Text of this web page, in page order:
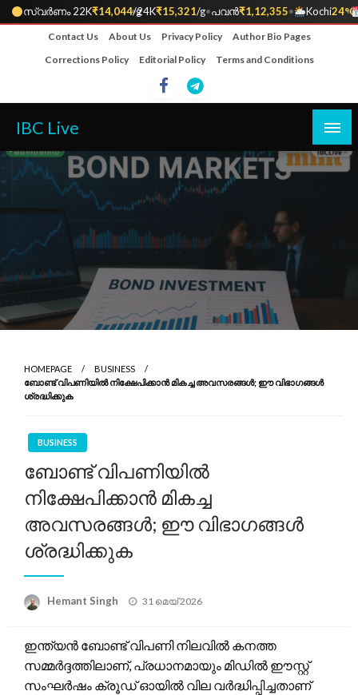
സ്വർണം 22K₹14,044/g
•24K₹15,321/g•പവൻ₹1,12,355• Kochi24°C
•
Contact Us About Us Privacy Policy
Author Bio Pages
Corrections Policy
Editorial Policy Terms and Conditions
IBC Live
HOMEPAGE
BUSINESS
ബോണ്ട് വിപണിയിൽ നിക്ഷേപിക്കാൻ മികച്ച അവസരങ്ങൾ; ഈ വിഭാഗങ്ങൾ
ശ്രദ്ധിക്കുക
BUSINESS
ബോണ്ട് വിപണിയിൽ
നിക്ഷേപിക്കാൻ മികച്ച
അവസരങ്ങൾ; ഈ വിഭാഗങ്ങൾ
ശ്രദ്ധിക്കുക
Hemant Singh
Posted
31 മെയ്‌ 2026
ഇന്ത്യൻ ബോണ്ട് വിപണി നിലവിൽ കനത്ത
സമ്മർദ്ദത്തിലാണ്, പ്രധാനമായും മിഡിൽ ഈസ്റ്റ്
സംഘർഷം ക്രൂഡ് ഓയിൽ വില വർദ്ധിപ്പിച്ചതാണ്